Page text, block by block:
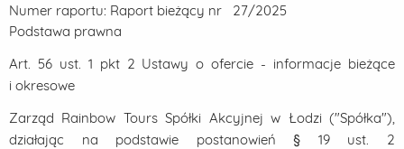
Numer raportu: Raport bieżący nr 27/2025
Podstawa prawna
Art. 56 ust. 1 pkt 2 Ustawy o ofercie - informacje bieżące
i okresowe
Zarząd Rainbow Tours Spółki Akcyjnej w Łodzi ("Spółka"),
działając na podstawie postanowień § 19 ust. 2